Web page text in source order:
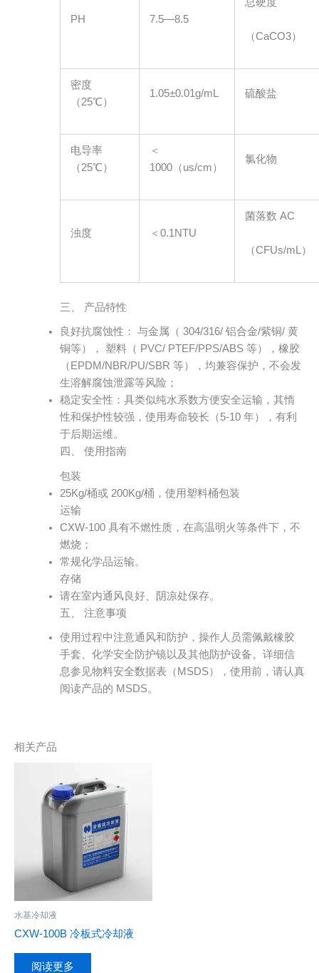
PH 7.5—8.5
总硬度
（CaCO3）
密度
（25℃）
1.05±0.01g/mL 硫酸盐
电导率
（25℃）
＜
1000（us/cm）
氯化物
浊度 ＜0.1NTU
菌落数 AC
（CFUs/mL ）
三、 产品特性
良好抗腐蚀性： 与金属（ 304/316/ 铝合金/紫铜/ 黄
铜等）， 塑料（ PVC/ PTEF/PPS/ABS 等），橡胶
（EPDM/NBR/PU/SBR 等），均兼容保护，不会发
生溶解腐蚀泄露等风险；
稳定安全性：具类似纯水系数方便安全运输，其惰
性和保护性较强，使用寿命较长（5-10 年），有利
于后期运维。
四、 使用指南
包装
25Kg/桶或 200Kg/桶，使用塑料桶包装
运输
CXW-100 具有不燃性质，在高温明火等条件下，不
燃烧；
常规化学品运输。
存储
请在室内通风良好、阴凉处保存。
五、 注意事项
使用过程中注意通风和防护，操作人员需佩戴橡胶
手套、化学安全防护镜以及其他防护设备。详细信
息参见物料安全数据表（MSDS），使用前，请认真
阅读产品的 MSDS。
相关产品
水基冷却液
CXW-100B 冷板式冷却液
阅读更多